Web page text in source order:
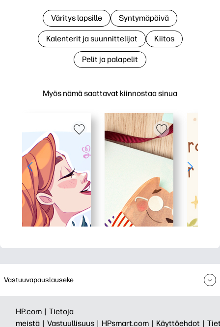
Myös nämä saattavat kiinnostaa sinua
Väritys lapsille Syntymäpäivä
Kalenterit ja suunnittelijat Kiitos
Pelit ja palapelit
Vastuuvapauslauseke
HP.com | Tietoja
meistä | Vastuullisuus | HPsmart.com | Käyttöehdot |